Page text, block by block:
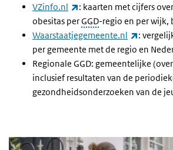
VZinfo.nl (link is external)
: kaarten met cijfers
obesitas perGGD-regio en per wijk,
Waarstaatjegemeente.nl
(link is
:
per gemeente met de regio en
Regionale GGD: gemeentelijke
inclusief resultaten van de
gezondheidsonderzoeken van de
Nieuwsbrief Gezond Leven